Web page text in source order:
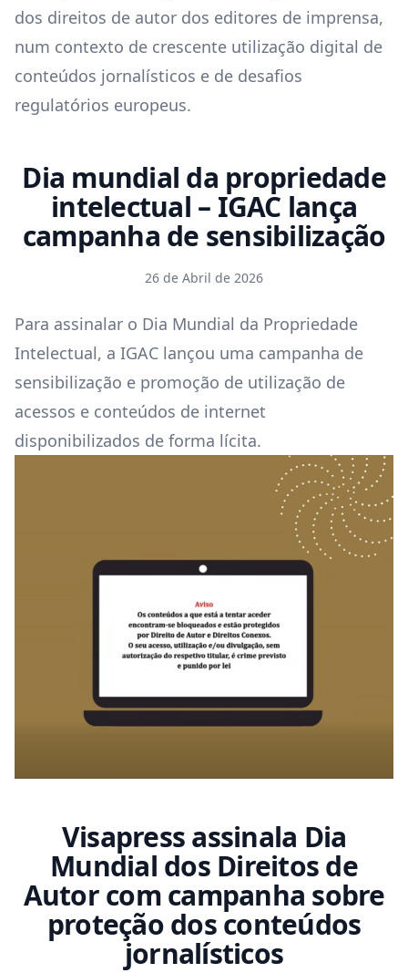
dos direitos de autor dos editores de imprensa,
num contexto de crescente utilização digital de
conteúdos jornalísticos e de desafios
regulatórios europeus.
Dia mundial da propriedade
intelectual – IGAC lança
campanha de sensibilização
26 de Abril de 2026
Para assinalar o Dia Mundial da Propriedade
Intelectual, a IGAC lançou uma campanha de
sensibilização e promoção de utilização de
acessos e conteúdos de internet
disponibilizados de forma lícita.
Visapress assinala Dia
Mundial dos Direitos de
Autor com campanha sobre
proteção dos conteúdos
jornalísticos